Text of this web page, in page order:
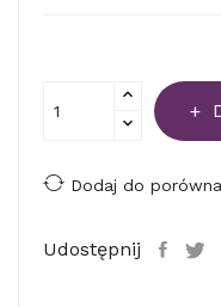
Dodaj do
Udostępnij